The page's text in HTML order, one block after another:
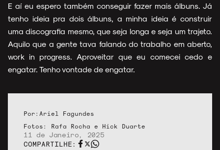
E aí eu espero também conseguir fazer mais álbuns. Já
tenho ideia pra dois álbuns, a minha ideia é construir
uma discografia mesmo, que seja longa e seja um trajeto.
Aquilo que a gente tava falando do trabalho em aberto,
work in progress. Aproveitar que eu comecei cedo e
engatar. Tenho vontade de engatar.
Por: Ariel Fagundes
Fotos: Rafa Rocha e Hick Duarte
11 de Janeiro, 2025
COMPARTILHE: